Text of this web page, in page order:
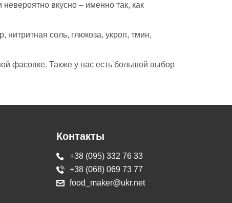
вкусно – именно так, как
нитритная соль, глюкоза, укроп, тмин,
фасовке. Также у нас есть большой выбор
Контакты
+38 (095) 332 76 33
+38 (068) 069 73 77
food_maker@ukr.net